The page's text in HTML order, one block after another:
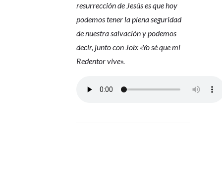
resurrección de Jesús es que hoy
podemos tener la plena seguridad
de nuestra salvación y podemos
decir, junto con Job: «Yo sé que mi
Redentor vive».